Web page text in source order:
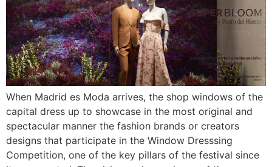
When Madrid es Moda arrives, the shop windows of the
capital dress up to showcase in the most original and
spectacular manner the fashion brands or creators
designs that participate in the Window Dresssing
Competition, one of the key pillars of the festival since